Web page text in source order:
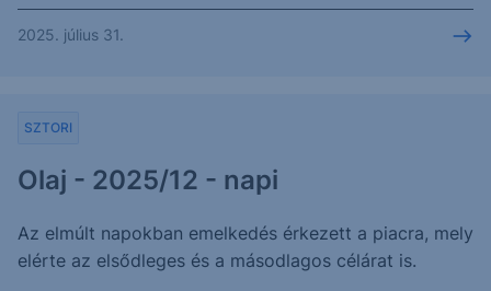
2025. július 31.
Olaj - 2025/12 - napi
SZTORI
Az elmúlt napokban emelkedés érkezett a piacra, mely
elérte az elsődleges és a másodlagos célárat is.